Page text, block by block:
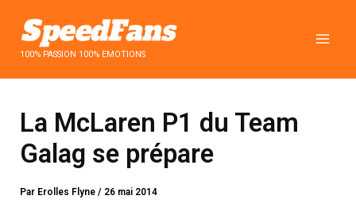
contenu100% PASSION 100% EMOTIONS
La McLaren P1 du Team
Galag se prépare
Par Erolles Flyne/ 26 mai 2014